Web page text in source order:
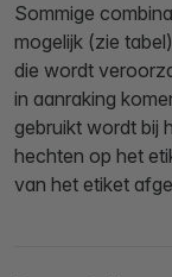
Sommige
mogelijk (zie
die wordt
in aanraking
gebruikt wordt bij
hechten op het
van het etiket